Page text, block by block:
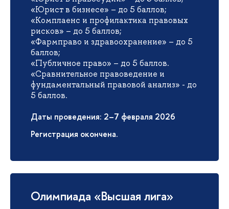
«Юрист в бизнесе» – до 5 баллов;
«Комплаенс и профилактика правовых
рисков» – до 5 баллов;
«Фармправо и здравоохранение» – до 5
баллов;
«Публичное право» – до 5 баллов.
«Сравнительное правоведение и
фундаментальный правовой анализ» - до
5 баллов.
Даты проведения: 2–7 февраля 2026
Регистрация окончена.
Олимпиада «Высшая лига»